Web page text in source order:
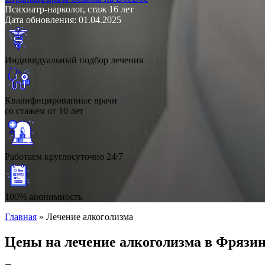
Психиатр-нарколог, стаж 16 лет
Дата обновления: 01.04.2025
Индивидуальный подбор лечения
Квалифицированные врачи
со стажем от 10 лет
Работаем круглосуточно 24/7
100% анонимность
Главная » Лечение алкоголизма
Цены на лечение алкоголизма в